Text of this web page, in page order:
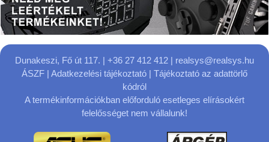
Dunakeszi, Fő út 117. | +36 27 412 412 | realsys@realsys.hu
ÁSZF | Adatkezelési tájékoztató | Tájékoztató az adattörlő
kódról
A termékinformációkban előforduló esetleges elírásokért
felelősséget nem vállalunk!